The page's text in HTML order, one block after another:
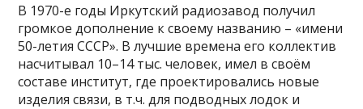
В 1970-е годы Иркутский радиозавод получил
громкое дополнение к своему названию – «имени
50-летия СССР». В лучшие времена его коллектив
насчитывал 10–14 тыс. человек, имел в своём
составе институт, где проектировались новые
изделия связи, в т.ч. для подводных лодок и